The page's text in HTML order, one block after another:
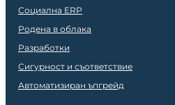
Социална ERP
Родена в облака
Разработки
Сигурност и съответствие
Автоматизиран ъпгрейд